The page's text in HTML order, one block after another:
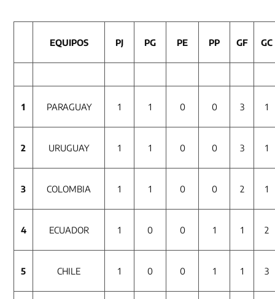
EQUIPOS PJ PG PE PP GF GC
1 PARAGUAY 1 1 0 0 3 1
2 URUGUAY 1 1 0 0 3 1
3 COLOMBIA 1 1 0 0 2 1
4 ECUADOR 1 0 0 1 1 2
5 CHILE 1 0 0 1 1 3